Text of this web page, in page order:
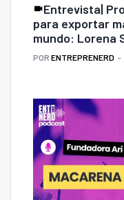
Entrevista|
para exportar
mundo: Lorena
POR ENTREPRENERD